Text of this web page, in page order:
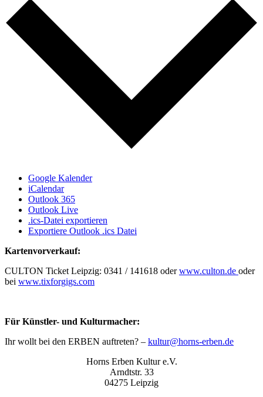
Google Kalender
iCalendar
Outlook 365
Outlook Live
.ics-Datei exportieren
Exportiere Outlook .ics Datei
Kartenvorverkauf:
CULTON Ticket Leipzig: 0341 / 141618 oderwww.culton.de oder
bei www.tixforgigs.com
Für Künstler- und Kulturmacher:
Ihr wollt bei den ERBEN auftreten? – kultur@horns-erben.de
Horns Erben Kultur e.V.
Arndtstr. 33
04275 Leipzig